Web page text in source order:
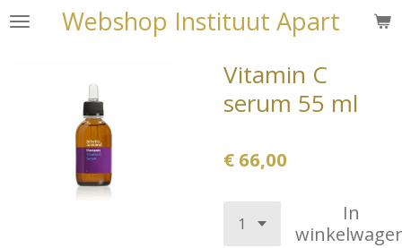
Ga
hoofdinhoud
Webshop Instituut Apart
Vitamin C
serum 55 ml
€ 66,00
In